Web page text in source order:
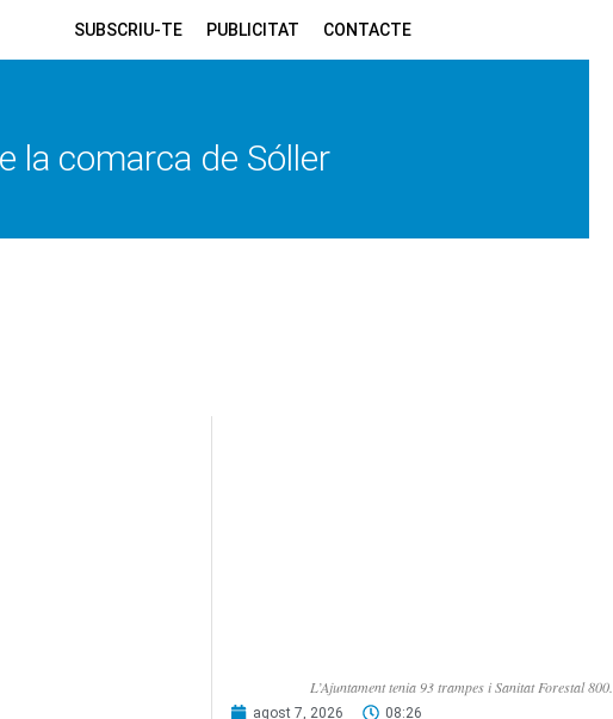
SUBSCRIU-TE PUBLICITAT CONTACTE
la comarca de Sóller
L’Ajuntament tenia 93 trampes i Sanitat Forestal 800.
agost 7, 2026 08:26